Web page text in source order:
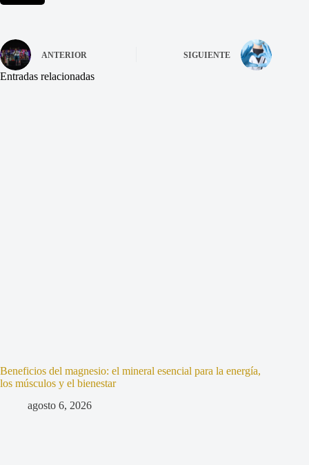
ANTERIOR SIGUIENTE
Entradas relacionadas
Beneficios del magnesio: el mineral esencial para la energía,
los músculos y el bienestar
agosto 6, 2026